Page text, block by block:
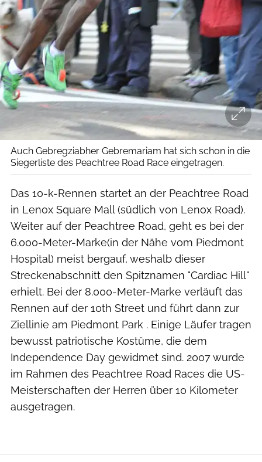
Auch Gebregziabher Gebremariam hat sich schon in die
Siegerliste des Peachtree Road Race eingetragen.
Das 10-k-Rennen startet an der Peachtree Road
in Lenox Square Mall (südlich von Lenox Road).
Weiter auf der Peachtree Road, geht es bei der
6.000-Meter-Marke(in der Nähe vom Piedmont
Hospital) meist bergauf, weshalb dieser
Streckenabschnitt den Spitznamen "Cardiac Hill"
erhielt. Bei der 8.000-Meter-Marke verläuft das
Rennen auf der 10th Street und führt dann zur
Ziellinie am Piedmont Park . Einige Läufer tragen
bewusst patriotische Kostüme, die dem
Independence Day gewidmet sind. 2007 wurde
im Rahmen des Peachtree Road Races die US-
Meisterschaften der Herren über 10 Kilometer
ausgetragen.